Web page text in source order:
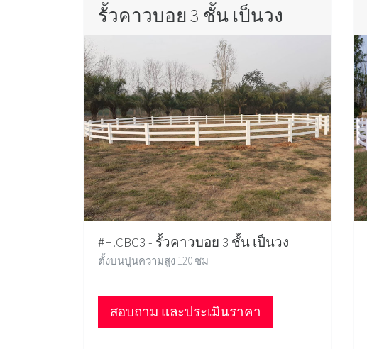
รั้วคาวบอย 3 ชั้น เป็นวง
#H.CBC3 - รั้วคาวบอย 3 ชั้น เป็นวง
ตั้งบนปูนความสูง 120 ซม
สอบถาม และประเมินราคา